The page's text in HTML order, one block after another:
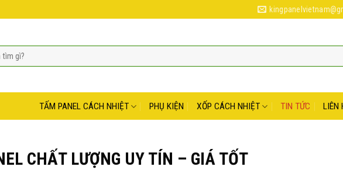
TẤM PANEL CÁCH NHIỆT PHỤ KIỆN XỐP CÁCH NHIỆT TIN TỨC LIÊN
CHẤT LƯỢNG UY TÍN – GIÁ TỐT